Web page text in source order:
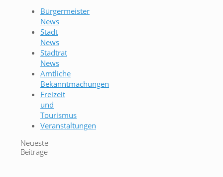
Bürgermeister
News
Stadt
News
Stadtrat
News
Amtliche
Bekanntmachungen
Freizeit
und
Tourismus
Veranstaltungen
Neueste
Beiträge